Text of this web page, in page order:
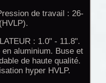
de travail : 26-
: 1.0" - 11.8".
aluminium. Buse et
de haute qualité.
hyper HVLP.